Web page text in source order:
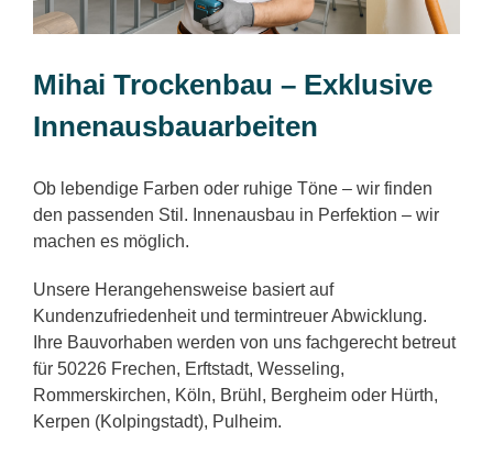
Mihai Trockenbau – Exklusive
Innenausbauarbeiten
Ob lebendige Farben oder ruhige Töne – wir finden
den passenden Stil. Innenausbau in Perfektion – wir
machen es möglich.
Unsere Herangehensweise basiert auf
Kundenzufriedenheit und termintreuer Abwicklung.
Ihre Bauvorhaben werden von uns fachgerecht betreut
für 50226 Frechen, Erftstadt, Wesseling,
Rommerskirchen, Köln, Brühl, Bergheim oder Hürth,
Kerpen (Kolpingstadt), Pulheim.